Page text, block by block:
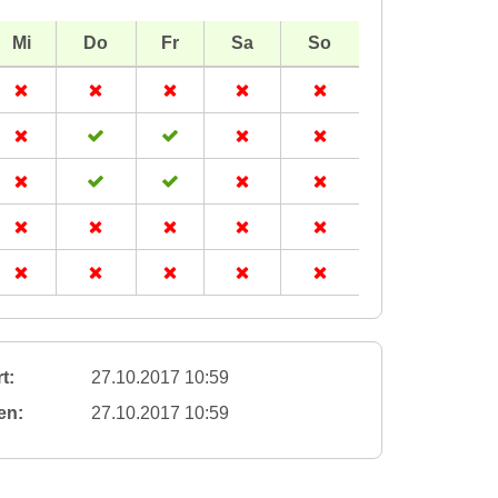
Mi Do Fr Sa So
27.10.2017 10:59
27.10.2017 10:59